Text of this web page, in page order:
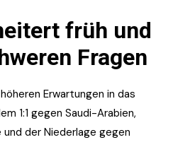
früh und
Fragen
Erwartungen in das
1:1 gegen Saudi-Arabien,
und der Niederlage gegen